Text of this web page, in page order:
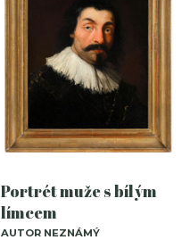
Portrét muže s bílým
límcem
AUTOR NEZNÁMÝ